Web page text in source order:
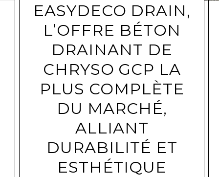
EASYDECO DRAIN,
L’OFFRE BÉTON
DRAINANT DE
CHRYSO GCP LA
PLUS COMPLÈTE
DU MARCHÉ,
ALLIANT
DURABILITÉ ET
ESTHÉTIQUE